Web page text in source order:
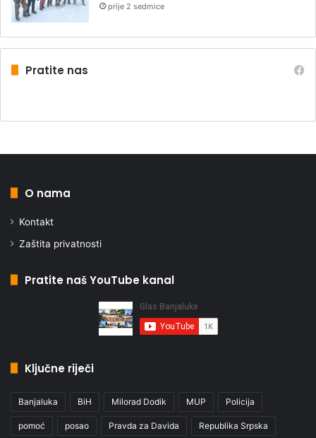
prije 2 sedmice
Pratite nas
O nama
Kontakt
Zaštita privatnosti
Pratite naš YouTube kanal
Ključne riječi
Banjaluka BiH Milorad Dodik MUP Policija
pomoć posao Pravda za Davida Republika Srpska